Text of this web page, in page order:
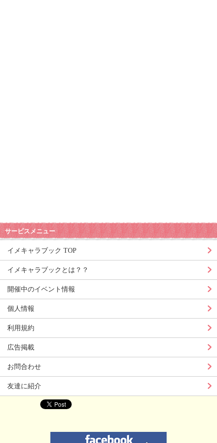
サービスメニュー
イメキャラブック TOP
イメキャラブックとは？？
開催中のイベント情報
個人情報
利用規約
広告掲載
お問合わせ
友達に紹介